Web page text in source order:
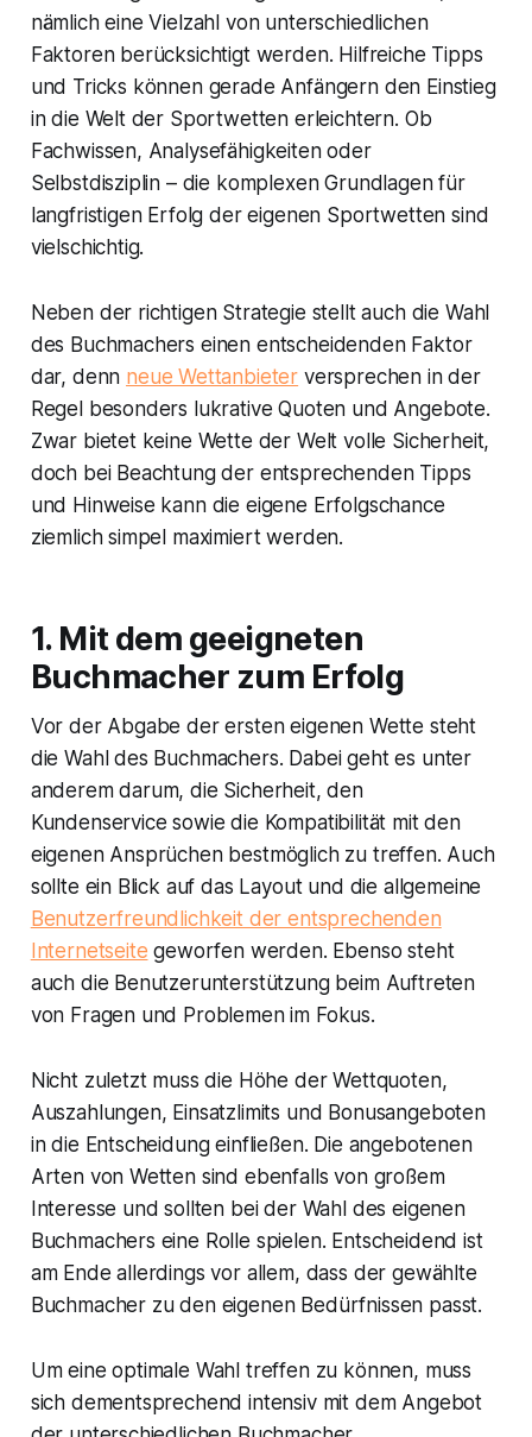
nämlich eine Vielzahl von unterschiedlichen
Faktoren berücksichtigt werden. Hilfreiche Tipps
und Tricks können gerade Anfängern den Einstieg
in die Welt der Sportwetten erleichtern. Ob
Fachwissen, Analysefähigkeiten oder
Selbstdisziplin – die komplexen Grundlagen für
langfristigen Erfolg der eigenen Sportwetten sind
vielschichtig.
Neben der richtigen Strategie stellt auch die Wahl
des Buchmachers einen entscheidenden Faktor
dar, denn neue Wettanbieter versprechen in der
Regel besonders lukrative Quoten und Angebote.
Zwar bietet keine Wette der Welt volle Sicherheit,
doch bei Beachtung der entsprechenden Tipps
und Hinweise kann die eigene Erfolgschance
ziemlich simpel maximiert werden.
1. Mit dem geeigneten
Buchmacher zum Erfolg
Vor der Abgabe der ersten eigenen Wette steht
die Wahl des Buchmachers. Dabei geht es unter
anderem darum, die Sicherheit, den
Kundenservice sowie die Kompatibilität mit den
eigenen Ansprüchen bestmöglich zu treffen. Auch
sollte ein Blick auf das Layout und die allgemeine
Benutzerfreundlichkeit der entsprechenden
Internetseite geworfen werden. Ebenso steht
auch die Benutzerunterstützung beim Auftreten
von Fragen und Problemen im Fokus.
Nicht zuletzt muss die Höhe der Wettquoten,
Auszahlungen, Einsatzlimits und Bonusangeboten
in die Entscheidung einfließen. Die angebotenen
Arten von Wetten sind ebenfalls von großem
Interesse und sollten bei der Wahl des eigenen
Buchmachers eine Rolle spielen. Entscheidend ist
am Ende allerdings vor allem, dass der gewählte
Buchmacher zu den eigenen Bedürfnissen passt.
Um eine optimale Wahl treffen zu können, muss
sich dementsprechend intensiv mit dem Angebot